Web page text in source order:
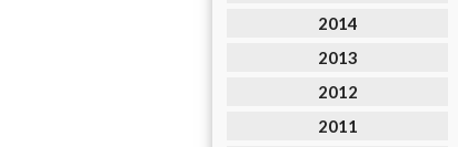
2014
2013
2012
2011